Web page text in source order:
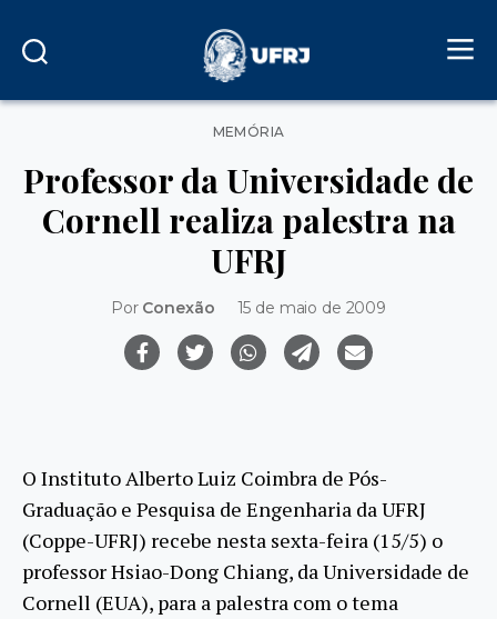
Categorias
MEMÓRIA
Professor da Universidade de
Cornell realiza palestra na
UFRJ
Por Conexão 15 de maio de 2009
O Instituto Alberto Luiz Coimbra de Pós-
Graduação e Pesquisa de Engenharia da UFRJ
(Coppe-UFRJ) recebe nesta sexta-feira (15/5) o
professor Hsiao-Dong Chiang, da Universidade de
Cornell (EUA), para a palestra com o tema